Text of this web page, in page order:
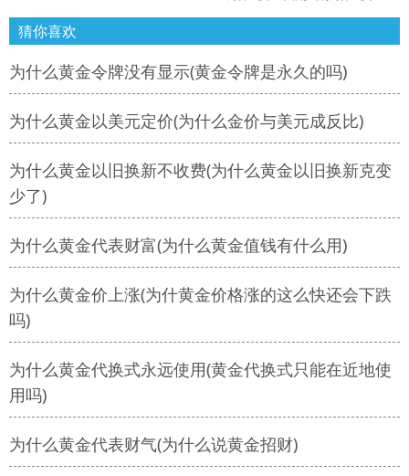
猜你喜欢
为什么黄金令牌没有显示(黄金令牌是永久的吗)
为什么黄金以美元定价(为什么金价与美元成反比)
为什么黄金以旧换新不收费(为什么黄金以旧换新克变
少了)
为什么黄金代表财富(为什么黄金值钱有什么用)
为什么黄金价上涨(为什黄金价格涨的这么快还会下跌
吗)
为什么黄金代换式永远使用(黄金代换式只能在近地使
用吗)
为什么黄金代表财气(为什么说黄金招财)